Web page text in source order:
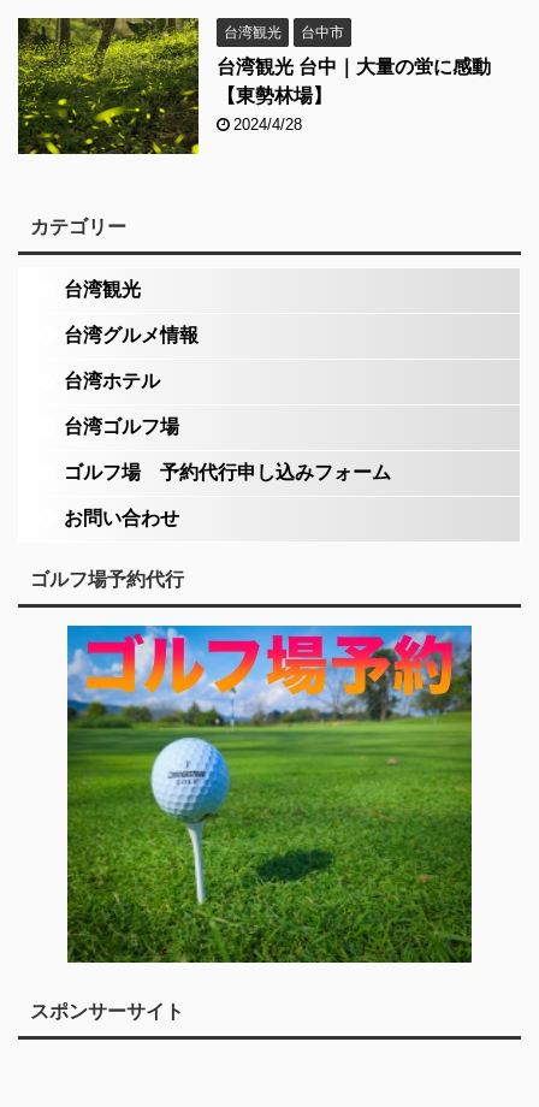
台湾観光 台中市
台湾観光 台中｜大量の蛍に感動
【東勢林場】
2024/4/28
カテゴリー
台湾観光
台湾グルメ情報
台湾ホテル
台湾ゴルフ場
ゴルフ場 予約代行申し込みフォーム
お問い合わせ
ゴルフ場予約代行
スポンサーサイト